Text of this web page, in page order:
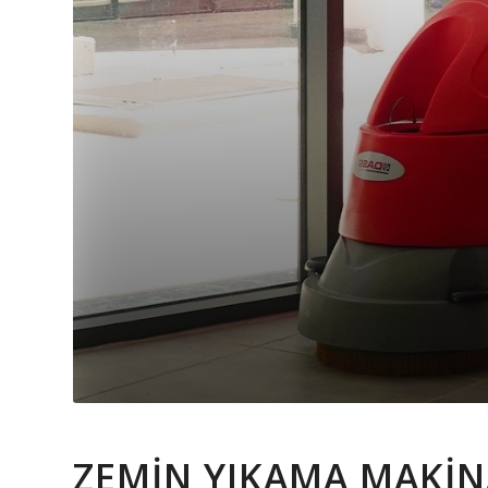
ZEMİN YIKAMA